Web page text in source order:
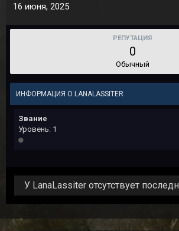
16 июня, 2025
РЕПУТАЦИЯ
0
Обычный
ИНФОРМАЦИЯ О LANALASSITER
Звание
Уровень: 1
У LanaLassiter отсутствует